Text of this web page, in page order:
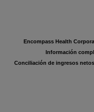
Encompass Health
Información
Conciliación de ingresos